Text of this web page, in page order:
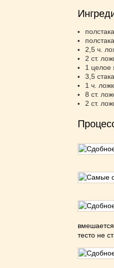
2,5 ч.
2 ст.
1 целое
3,5
1 ч.
8 ст.
2 ст.
тесто не